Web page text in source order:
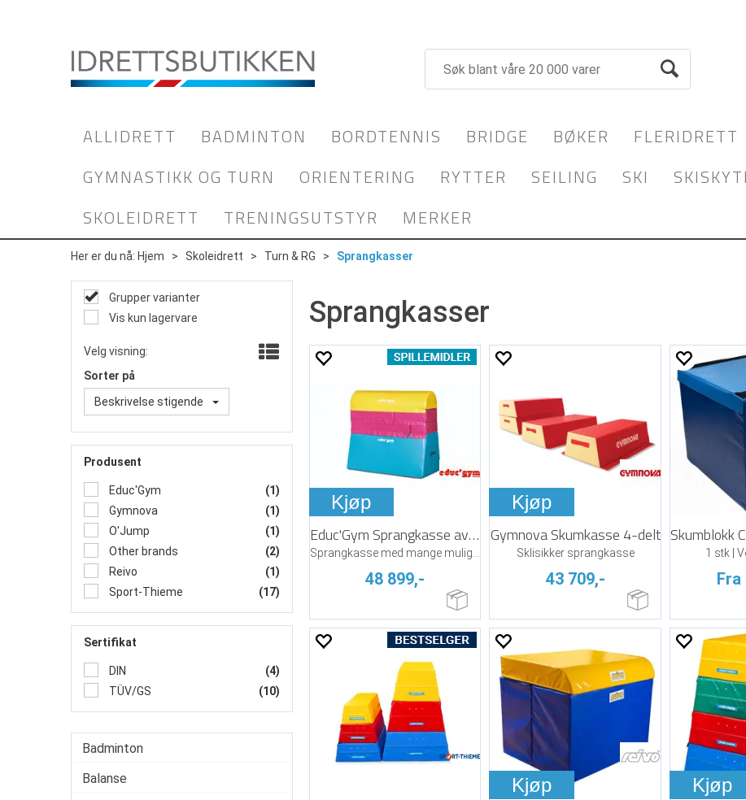
ALLIDRETT BADMINTON BORDTENNIS BRIDGE BØKER FLERIDRETT
GYMNASTIKK OG TURN
ORIENTERING RYTTER SEILING SKI
SKOLEIDRETT
TRENINGSUTSTYR MERKER
Her er du nå: Hjem > Skoleidrett > Turn & RG > Sprangkasser
Grupper varianter
Vis kun lagervare
Velg visning:
Sorter på
Beskrivelse stigende
Produsent
Educ'Gym
(1)
Gymnova
(1)
O'Jump
(1)
Other brands
(2)
Reivo
(1)
Sport-Thieme
(17)
Sertifikat
DIN
(4)
TÜV/GS
(10)
Badminton
Balanse
Sprangkasser
Kjøp
Educ'Gym Sprangkasse av skum
48 899,-
Kjøp
Gymnova Skumkasse 4-delt
Sklisikker sprangkasse
43 709,-
1 stk |
Fra
Kjøp
Kjøp